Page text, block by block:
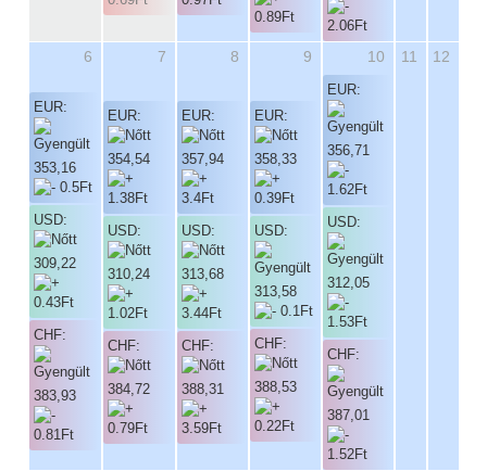
6
EUR:
353,16
USD:
309,22
CHF:
383,93
7
EUR:
354,54
USD:
310,24
CHF:
384,72
8
EUR:
357,94
USD:
313,68
CHF:
388,31
9
EUR:
358,33
USD:
313,58
CHF:
388,53
10
EUR:
356,71
USD:
312,05
CHF:
387,01
11 12